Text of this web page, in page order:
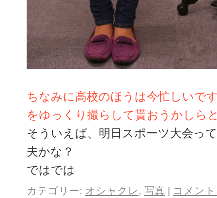
ちなみに高校のほうは今忙しいで
をゆっくり撮らして貰おうかしら
そういえば、明日スポーツ大会っ
夫かな？
ではでは
カテゴリー: オシャクレ 写真 | コメン